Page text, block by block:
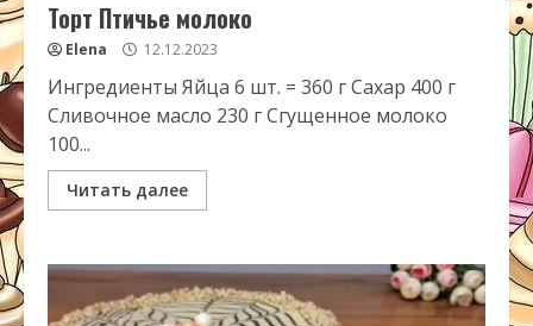
Торт Птичье молоко
Elena 12.12.2023
Ингредиенты Яйца 6 шт. = 360 г Сахар 400 г
Сливочное масло 230 г Сгущенное молоко
100...
Читать далее